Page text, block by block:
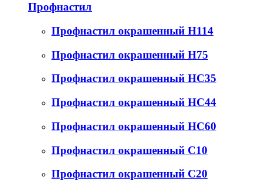
Профнастил
Профнастил окрашенный Н114
Профнастил окрашенный Н75
Профнастил окрашенный НС35
Профнастил окрашенный НС44
Профнастил окрашенный НС60
Профнастил окрашенный С10
Профнастил окрашенный С20